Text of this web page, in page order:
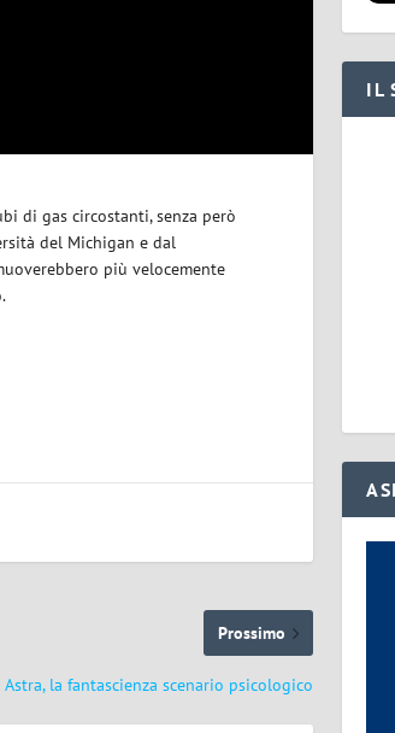
di gas circostanti, senza però
del Michigan e dal
più velocemente
Prossimo
Astra, la fantascienza scenario psicologico
IL